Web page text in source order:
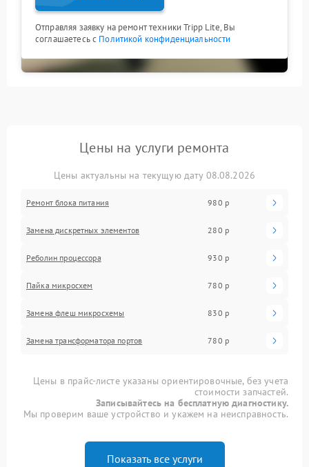
Отправляя заявку на ремонт техники Tripp Lite, Вы
соглашаетесь с Политикой конфиденциальности
Цены на услуги ремонта
Цены актуальны на текущую дату 08.08.2026
Ремонт блока питания 980 р
Замена дискретных элементов 280 р
Реболин процессора 930 р
Пайка микросхем 780 р
Замена флеш микросхемы 830 р
Замена трансформатора портов 780 р
Цены в прайс-листе указаны ориентировочные, без учета
стоимости запчастей.
Записывайтесь на бесплатную диагностику.
Мы проверим ваше устройство и укажем на неисправность.
Показать все услуги